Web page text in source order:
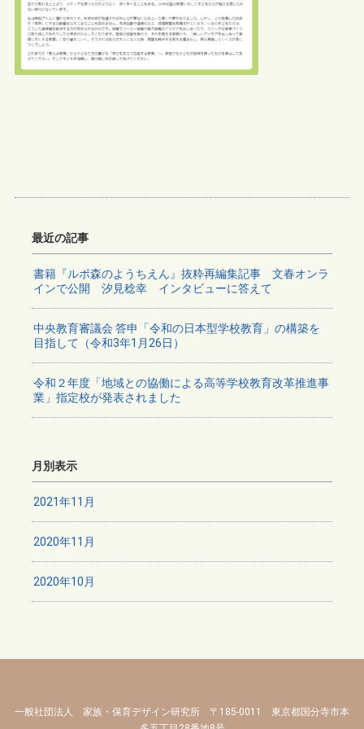
最近の記事
書籍『ルポ森のようちえん』抜粋再編集記事 文春オンラ
インで公開 汐見稔幸 インタビューに答えて
中央教育審議会 答申「令和の日本型学校教育」の構築を
目指して（令和3年1月26日）
令和２年度「地域との協働による高等学校教育改革推進事
業」指定校が発表されました
月別表示
2021年11月
2020年11月
2020年10月
一般社団法人 家族・保育デザイン研究所 〒185-0011 東京都国分寺市本